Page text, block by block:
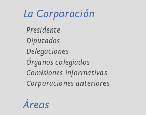
La Corporación
Presidente
Diputados
Delegaciones
Órganos colegiados
Comisiones informativas
Corporaciones anteriores
Áreas